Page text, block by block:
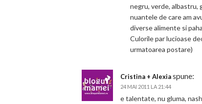
negru, verde, albastru,
nuantele de care am
diverse alimente si
Culorile par lucioase
urmatoarea postare)
Cristina + Alexiaspune:
24 MAI 2011 LA 21:44
e talentate, nu gluma,